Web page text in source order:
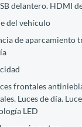
delantero. HDMI
del vehículo
de aparcamiento
frontales
Luces de día.
LED